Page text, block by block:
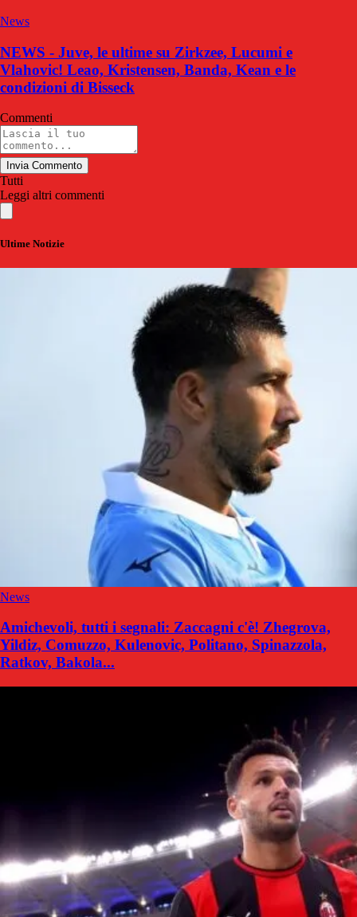
News
NEWS - Juve, le ultime su Zirkzee, Lucumi e
Vlahovic! Leao, Kristensen, Banda, Kean e le
condizioni di Bisseck
Commenti
Invia Commento
Tutti
Leggi altri commenti
Ultime Notizie
News
Amichevoli, tutti i segnali: Zaccagni c'è! Zhegrova,
Yildiz, Comuzzo, Kulenovic, Politano, Spinazzola,
Ratkov, Bakola...